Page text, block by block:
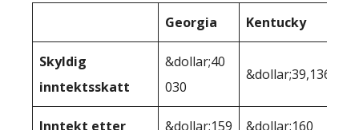
Georgia Kentucky
Skyldig
inntektsskatt
&dollar;40
030
&dollar;39,136
Inntekt etter &dollar;159 &dollar;160